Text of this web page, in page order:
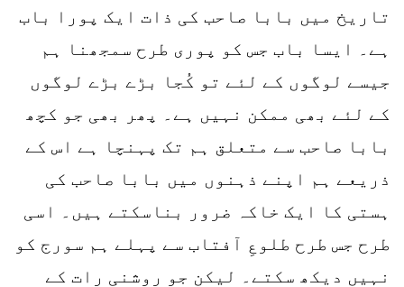
تاریخ میں بابا صاحب کی ذات ایک پورا باب
ہے۔ ایسا باب جس کو پوری طرح سمجھنا ہم
جیسے لوگوں کے لئے تو کُجا بڑے بڑے لوگوں
کے لئے بھی ممکن نہیں ہے۔ پھر بھی جو کچھ
بابا صاحب سے متعلق ہم تک پہنچا ہے اس کے
ذریعے ہم اپنے ذہنوں میں بابا صاحب کی
ہستی کا ایک خاکہ ضرور بناسکتے ہیں۔ اسی
طرح جس طرح طلوعِ آفتاب سے پہلے ہم سورج کو
نہیں دیکھ سکتے۔ لیکن جو روشنی رات کے